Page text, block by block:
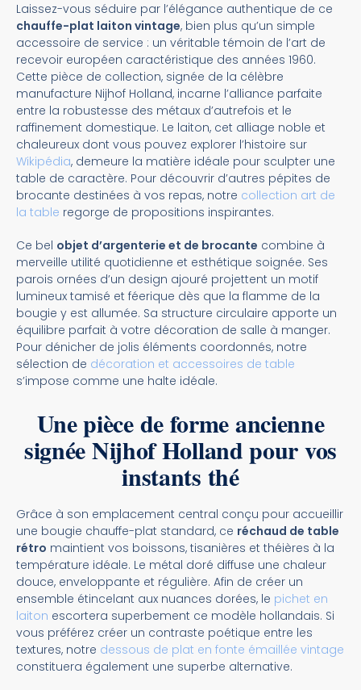
Laissez-vous séduire par l’élégance authentique de ce
chauffe-plat laiton vintage, bien plus qu’un simple
accessoire de service : un véritable témoin de l’art de
recevoir européen caractéristique des années 1960.
Cette pièce de collection, signée de la célèbre
manufacture Nijhof Holland, incarne l’alliance parfaite
entre la robustesse des métaux d’autrefois et le
raffinement domestique. Le laiton, cet alliage noble et
chaleureux dont vous pouvez explorer l’histoire sur
Wikipédia, demeure la matière idéale pour sculpter une
table de caractère. Pour découvrir d’autres pépites de
brocante destinées à vos repas, notre collection art de
la table regorge de propositions inspirantes.
Ce bel objet d’argenterie et de brocante combine à
merveille utilité quotidienne et esthétique soignée. Ses
parois ornées d’un design ajouré projettent un motif
lumineux tamisé et féerique dès que la flamme de la
bougie y est allumée. Sa structure circulaire apporte un
équilibre parfait à votre décoration de salle à manger.
Pour dénicher de jolis éléments coordonnés, notre
sélection de décoration et accessoires de table
s’impose comme une halte idéale.
Une pièce de forme ancienne
signée Nijhof Holland pour vos
instants thé
Grâce à son emplacement central conçu pour accueillir
une bougie chauffe-plat standard, ce réchaud de table
rétro maintient vos boissons, tisanières et théières à la
température idéale. Le métal doré diffuse une chaleur
douce, enveloppante et régulière. Afin de créer un
ensemble étincelant aux nuances dorées, le pichet en
laiton escortera superbement ce modèle hollandais. Si
vous préférez créer un contraste poétique entre les
textures, notre dessous de plat en fonte émaillée vintage
constituera également une superbe alternative.